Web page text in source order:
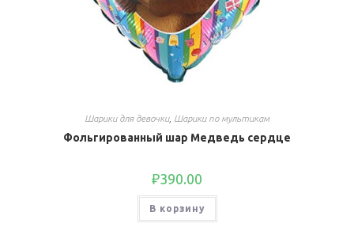
Шарики для девочки, Шарики по мультикам
Фольгированный шар Медведь сердце
₽390.00
В корзину